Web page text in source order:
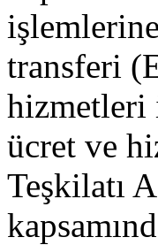
transferi
hizmetleri
ücret ve
Teşkilatı